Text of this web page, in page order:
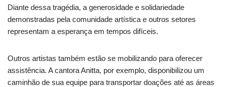
Diante dessa tragédia, a generosidade e solidariedade
demonstradas pela comunidade artística e outros setores
representam a esperança em tempos difíceis.
Outros artistas também estão se mobilizando para oferecer
assistência. A cantora Anitta, por exemplo, disponibilizou um
caminhão de sua equipe para transportar doações até as áreas